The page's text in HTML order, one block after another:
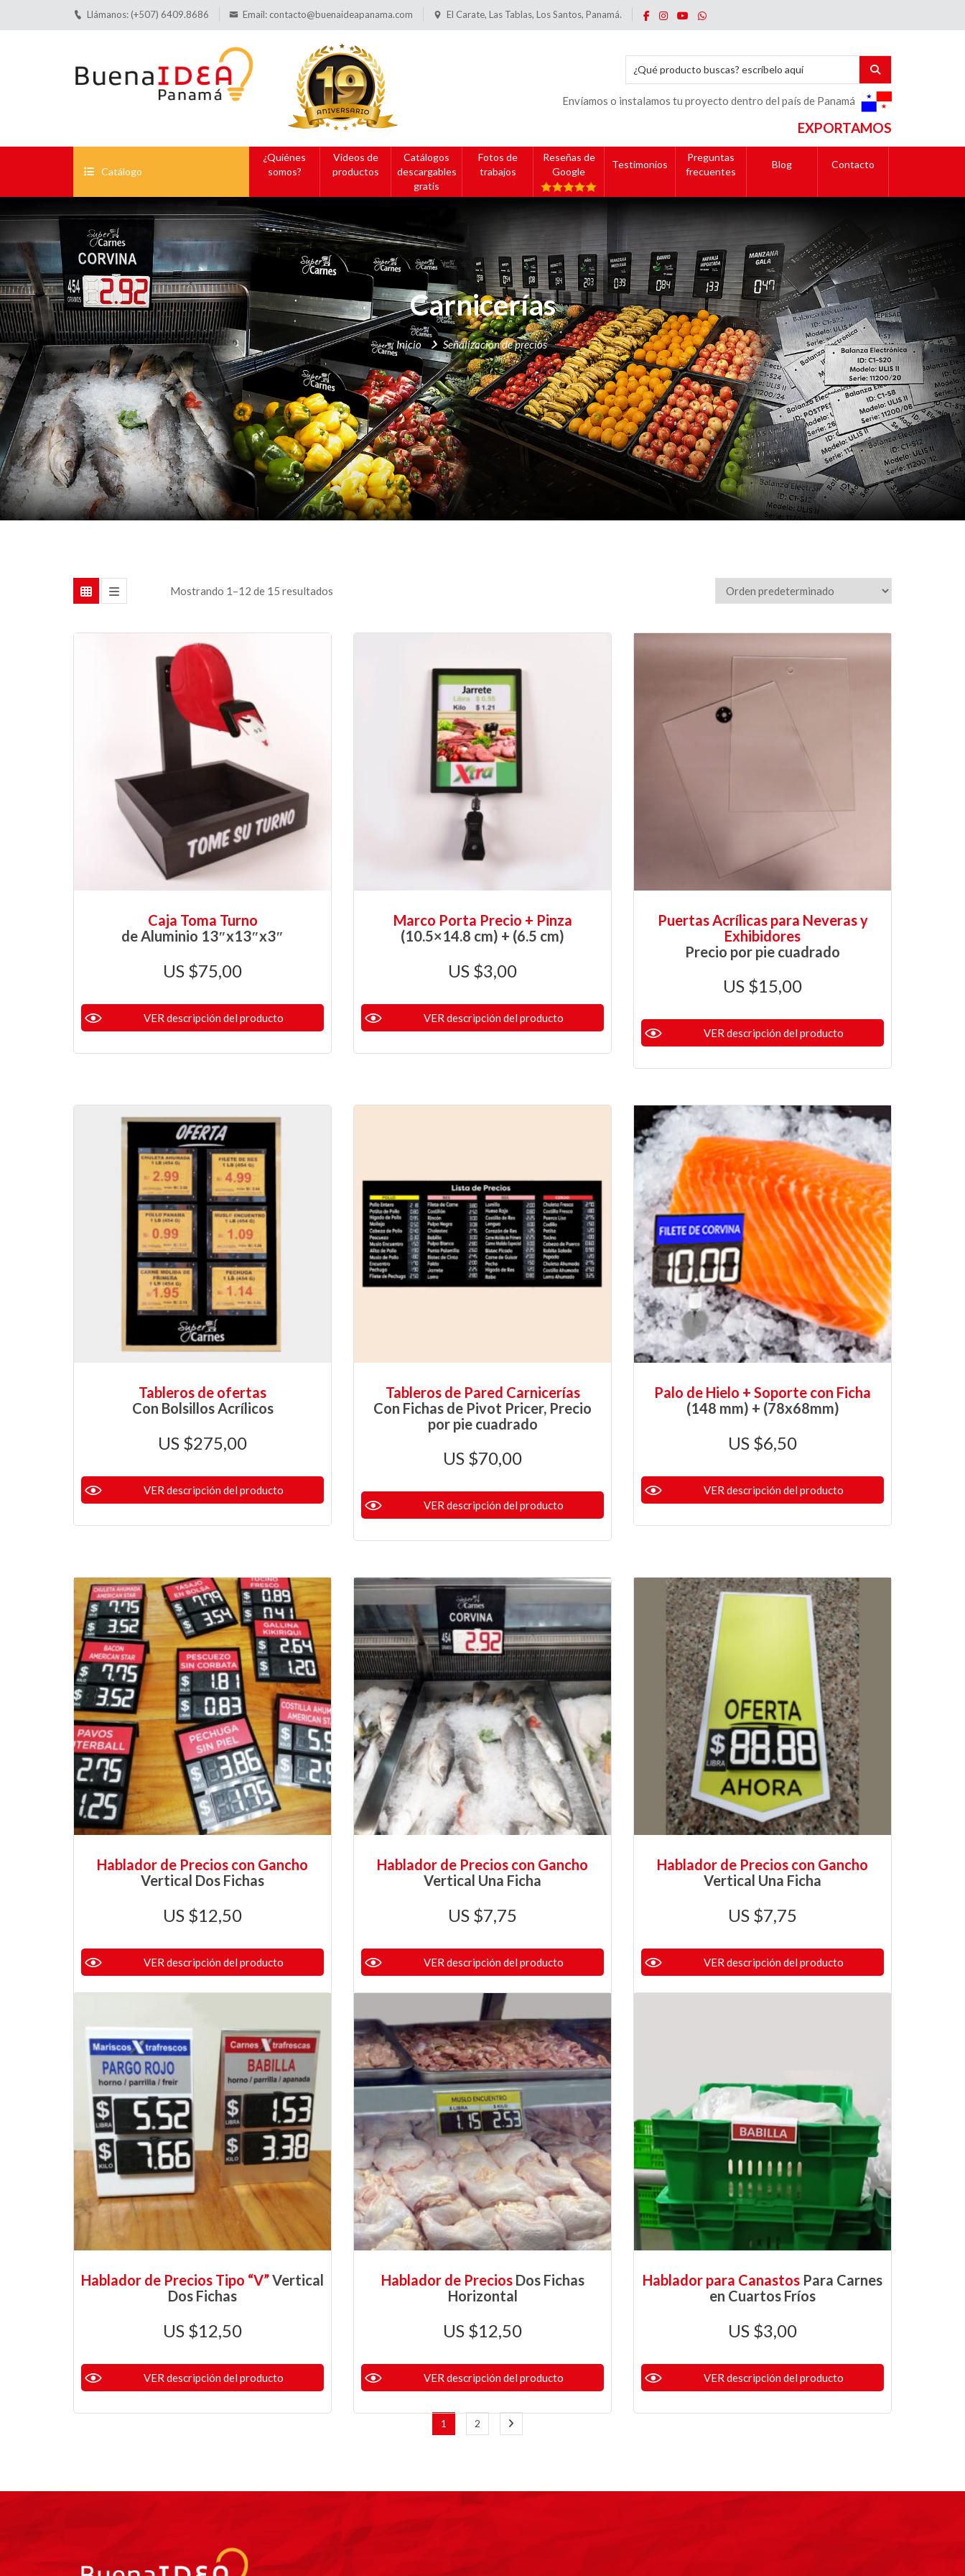
Llámanos: (+507) 6409.8686 Email: contacto@buenaideapanama.com El Carate, Las Tablas, Los Santos, Panamá.
Envíamos o instalamos tu proyecto dentro del país de Panamá
EXPORTAMOS
Catálogo
¿Quiénes
somos?
Videos de
productos
Catálogos
descargables
gratis
Fotos de
trabajos
Reseñas de
Google
Testimonios
Preguntas
frecuentes
Blog Contacto
Carnicerías
Inicio Señalización de precios
Mostrando 1–12 de 15 resultados
Caja Toma Turno
de Aluminio 13″x13″x3″
$75,00
VER descripción del producto
Marco Porta Precio + Pinza
(10.5×14.8 cm) + (6.5 cm)
$3,00
VER descripción del producto
Puertas Acrílicas para Neveras y
Exhibidores
Precio por pie cuadrado
$15,00
VER descripción del producto
Tableros de ofertas
Con Bolsillos Acrílicos
$275,00
VER descripción del producto
Tableros de Pared Carnicerías
Con Fichas de Pivot Pricer, Precio
por pie cuadrado
$70,00
VER descripción del producto
Palo de Hielo + Soporte con Ficha
(148 mm) + (78x68mm)
$6,50
VER descripción del producto
Hablador de Precios con Gancho
Vertical Dos Fichas
$12,50
VER descripción del producto
Hablador de Precios con Gancho
Vertical Una Ficha
$7,75
VER descripción del producto
Hablador de Precios con Gancho
Vertical Una Ficha
$7,75
VER descripción del producto
Hablador de Precios Tipo “V”Vertical
Dos Fichas
$12,50
VER descripción del producto
Hablador de PreciosDos Fichas
Horizontal
$12,50
VER descripción del producto
Hablador para Canastos Para Carnes
en Cuartos Fríos
$3,00
VER descripción del producto
1 2